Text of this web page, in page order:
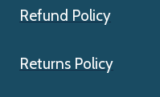
Refund Policy
Returns Policy